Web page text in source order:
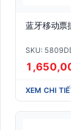
蓝牙移动
SKU:
XEM CHI